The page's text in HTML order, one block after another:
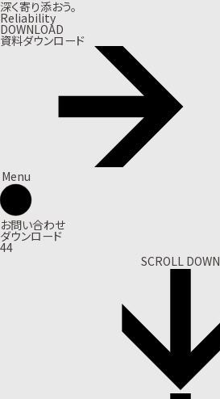
深く寄り添おう。
Reliability
DOWNLOAD
資料ダウンロード
Menu
お問い合わせ
ダウンロード
44
SCROLL DOWN